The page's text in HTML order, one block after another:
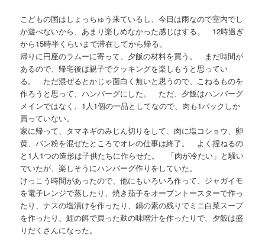
こどもの国はしょっちゅう来ているし、今日は雨なので室内でし
か遊べないから、あまり楽しめなかった感じはする。 12時過ぎ
から15時半くらいまで滞在してから帰る。
帰りに円座のラムーに寄って、夕飯の材料を買う。 まだ時間が
あるので、帰宅後は親子でクッキングを楽しもうと思ってい
る。 ただ混ぜるとかじゃ面白く無いと思うので、こねるものを
作ろうと思って、ハンバーグにした。 ただ、夕飯はハンバーグ
メインではなく、1人1個の一品としてなので、肉も1パックしか
買っていない。
家に帰って、タマネギのみじん切りをして、肉に塩コショウ、卵
黄、パン粉を混ぜたところでオレの仕事は終了。 よく捏ねるの
と1人1つの造形は子供たちに作らせた。 「肉が冷たい」と騒い
でいたが、楽しそうにハンバーグ作りをしていた。
けっこう時間があったので、他にもいろいろ作って、ジャガイモ
を電子レンジで蒸したり、焼き茄子をオーブントースターで作っ
たり、ナスの塩漬けを作ったり、鍋の素の残りでミニ白菜スープ
を作ったり、鯉の餌で買った麸の味噌汁を作ったりで、夕飯は盛
りだくさんになった。